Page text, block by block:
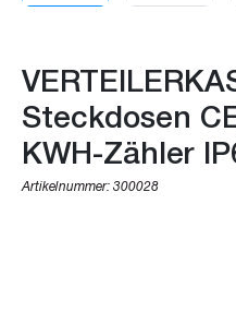
Steckdosen
KWH-Zähler
Artikelnummer:300028